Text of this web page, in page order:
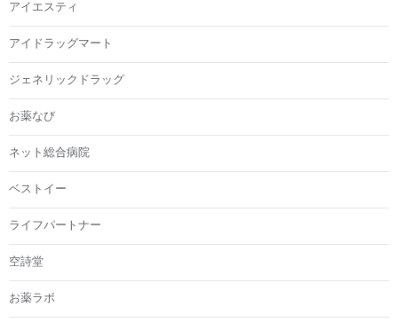
アイエスティ
アイドラッグマート
ジェネリックドラッグ
お薬なび
ネット総合病院
ベストイー
ライフパートナー
空詩堂
お薬ラボ